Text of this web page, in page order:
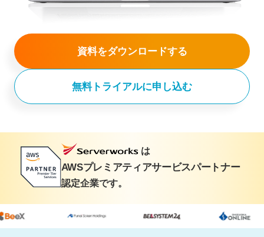
資料をダウンロードする
無料トライアルに申し込む
は
AWSプレミアティアサービスパートナー
認定企業です。